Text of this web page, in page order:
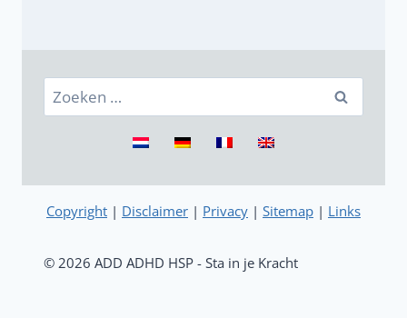
Zoeken
naar:
© 2026 ADD ADHD HSP - Sta in je Kracht
Copyright | Disclaimer | Privacy | Sitemap | Links